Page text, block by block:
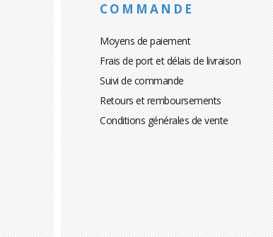
COMMANDE
Moyens de paiement
Frais de port et délais de livraison
Suivi de commande
Retours et remboursements
Conditions générales de vente